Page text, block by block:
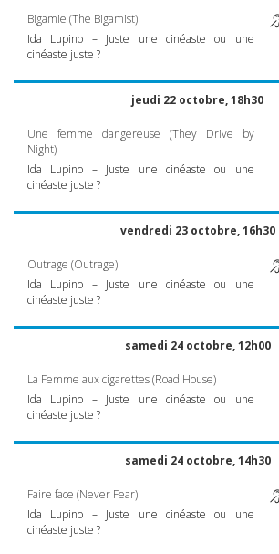
Bigamie (The Bigamist)
Ida Lupino – Juste une cinéaste ou une
cinéaste juste ?
jeudi 22 octobre, 18h30
Une femme dangereuse (They Drive by
Night)
Ida Lupino – Juste une cinéaste ou une
cinéaste juste ?
vendredi 23 octobre, 16h30
Outrage (Outrage)
Ida Lupino – Juste une cinéaste ou une
cinéaste juste ?
samedi 24 octobre, 12h00
La Femme aux cigarettes (Road House)
Ida Lupino – Juste une cinéaste ou une
cinéaste juste ?
samedi 24 octobre, 14h30
Faire face (Never Fear)
Ida Lupino – Juste une cinéaste ou une
cinéaste juste ?